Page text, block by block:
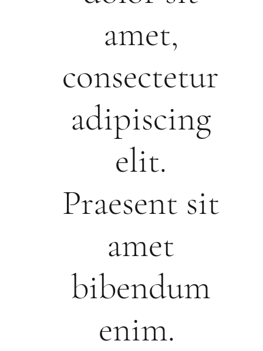
amet,
consectetur
adipiscing
elit.
Praesent sit
amet
bibendum
enim.